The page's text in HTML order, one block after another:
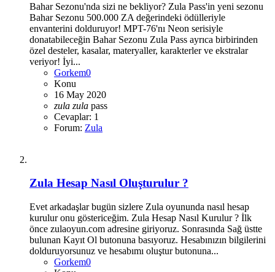
Bahar Sezonu'nda sizi ne bekliyor? Zula Pass'in yeni sezonu
Bahar Sezonu 500.000 ZA değerindeki ödülleriyle
envanterini dolduruyor! MPT-76'nı Neon serisiyle
donatabileceğin Bahar Sezonu Zula Pass ayrıca birbirinden
özel desteler, kasalar, materyaller, karakterler ve ekstralar
veriyor! İyi...
Gorkem0
Konu
16 May 2020
zula zula pass
Cevaplar: 1
Forum: Zula
Zula Hesap Nasıl Oluşturulur ?
Evet arkadaşlar bugün sizlere Zula oyununda nasıl hesap
kurulur onu göstericeğim. Zula Hesap Nasıl Kurulur ? İlk
önce zulaoyun.com adresine giriyoruz. Sonrasında Sağ üstte
bulunan Kayıt Ol butonuna basıyoruz. Hesabınızın bilgilerini
dolduruyorsunuz ve hesabımı oluştur butonuna...
Gorkem0